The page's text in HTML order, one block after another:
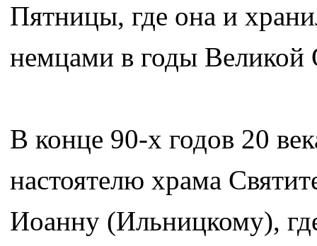
Пятницы, где она и
немцами в годы Великой
В конце 90-х годов 20
настоятелю храма
Иоанну (Ильницкому),